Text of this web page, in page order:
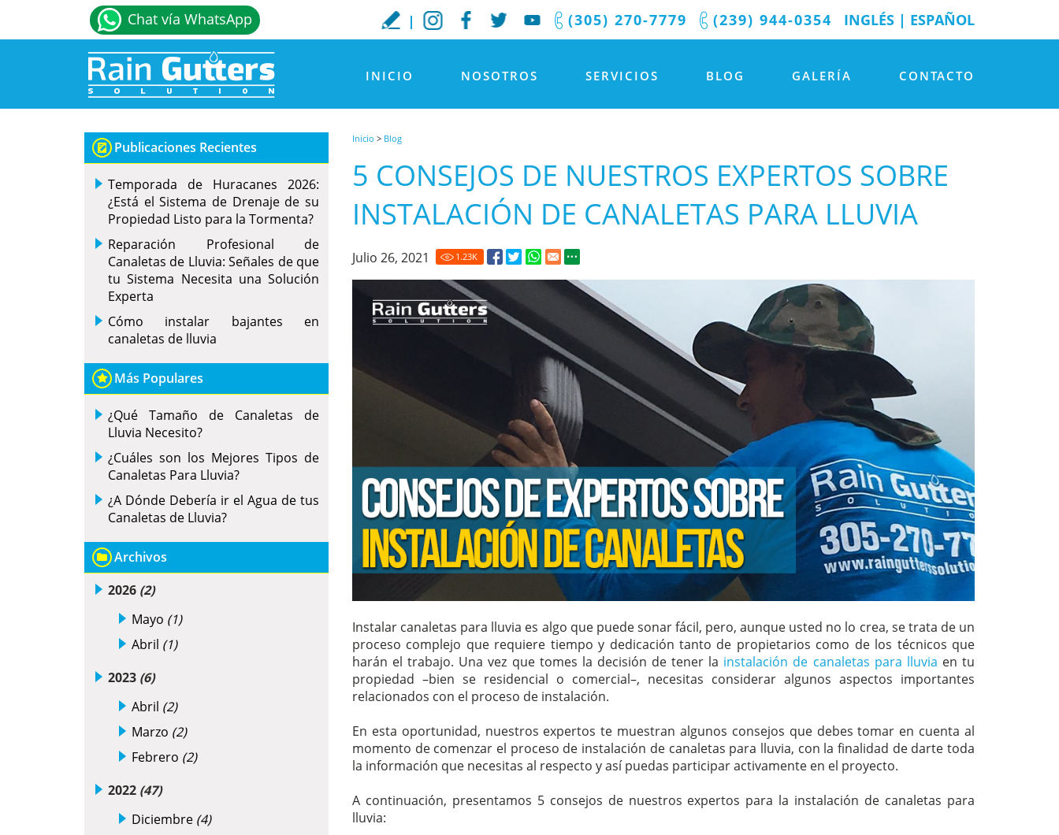
INGLÉS | ESPAÑOL
(239) 944-0354
(305) 270-7779
Chat vía WhatsApp
INICIO NOSOTROS SERVICIOS BLOG GALERÍA CONTACTO
Inicio > Blog
5 CONSEJOS DE NUESTROS EXPERTOS SOBRE
INSTALACIÓN DE CANALETAS PARA LLUVIA
Julio 26, 2021 1.23K
Instalar canaletas para lluvia es algo que puede sonar fácil, pero, aunque usted no lo crea, se trata de un
proceso complejo que requiere tiempo y dedicación tanto de propietarios como de los técnicos que
harán el trabajo. Una vez que tomes la decisión de tener la instalación de canaletas para lluvia en tu
propiedad –bien se residencial o comercial–, necesitas considerar algunos aspectos importantes
relacionados con el proceso de instalación.
En esta oportunidad, nuestros expertos te muestran algunos consejos que debes tomar en cuenta al
momento de comenzar el proceso de instalación de canaletas para lluvia, con la finalidad de darte toda
la información que necesitas al respecto y así puedas participar activamente en el proyecto.
A continuación, presentamos 5 consejos de nuestros expertos para la instalación de canaletas para
lluvia:
Publicaciones Recientes
Temporada de Huracanes 2026:
¿Está el Sistema de Drenaje de su
Propiedad Listo para la Tormenta?
Reparación Profesional de
Canaletas de Lluvia: Señales de que
tu Sistema Necesita una Solución
Experta
Cómo instalar bajantes en
canaletas de lluvia
Más Populares
¿Qué Tamaño de Canaletas de
Lluvia Necesito?
¿Cuáles son los Mejores Tipos de
Canaletas Para Lluvia?
¿A Dónde Debería ir el Agua de tus
Canaletas de Lluvia?
Archivos
2026 (2)
Mayo (1)
Abril (1)
2023 (6)
Abril (2)
Marzo (2)
Febrero (2)
2022 (47)
Diciembre (4)